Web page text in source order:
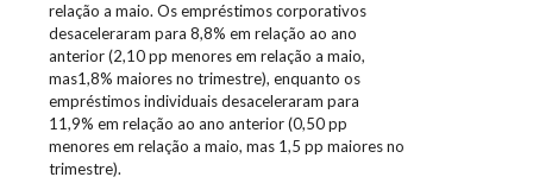
relação a maio. Os empréstimos corporativos
desaceleraram para 8,8% em relação ao ano
anterior (2,10 pp menores em relação a maio,
mas1,8% maiores no trimestre), enquanto os
empréstimos individuais desaceleraram para
11,9% em relação ao ano anterior (0,50 pp
menores em relação a maio, mas 1,5 pp maiores no
trimestre).